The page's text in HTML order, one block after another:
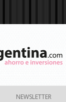
NEWSLETTER